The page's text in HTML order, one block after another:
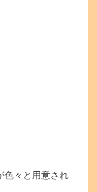
色々と用意され